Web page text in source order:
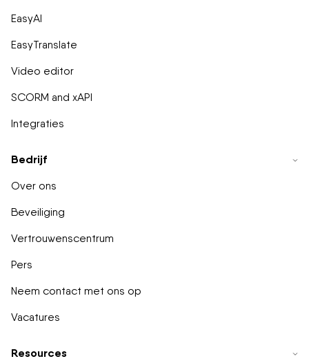
EasyAI
EasyTranslate
Video editor
SCORM and xAPI
Integraties
Bedrijf
Over ons
Beveiliging
Vertrouwenscentrum
Pers
Neem contact met ons op
Vacatures
Resources